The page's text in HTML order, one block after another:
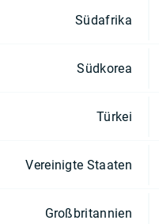
Südafrika
Südkorea
Türkei
Vereinigte Staaten
Großbritannien